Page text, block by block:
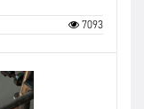
7093